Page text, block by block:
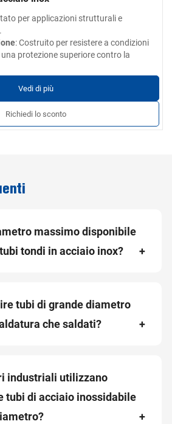
per applicazioni strutturali e
: Costruito per resistere a condizioni
protezione superiore contro la
: Disponibile in un'ampia gamma di
e finiture per soddisfare le vostre
: Prodotto con tolleranze strette, per
in tutti i prodotti.
Vedi di più
Richiedi lo sconto
massimo disponibile
tondi in acciaio inox?
tubi di grande diametro
che saldati?
industriali utilizzano
tubi di acciaio inossidabile